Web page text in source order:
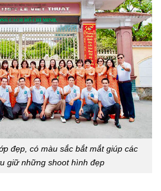
đẹp, có màu sắc bắt mắt giúp các
giữ những shoot hình đẹp